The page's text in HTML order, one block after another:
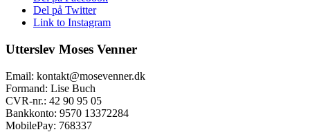
Del på Twitter
Link to Instagram
Utterslev Moses Venner
Email: kontakt@mosevenner.dk
Formand: Lise Buch
CVR-nr.: 42 90 95 05
Bankkonto: 9570 13372284
MobilePay: 768337